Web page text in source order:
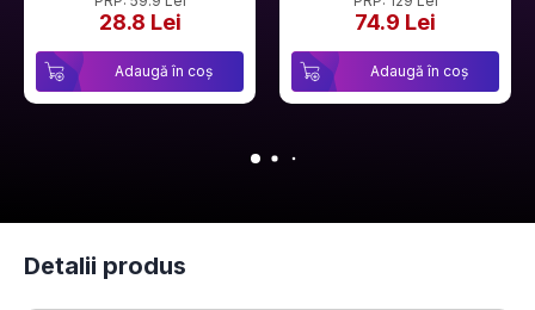
28.8 Lei
Adaugă în coș
74.9 Lei
Adaugă în coș
Detalii produs